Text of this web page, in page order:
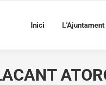
Inici L’Ajuntament